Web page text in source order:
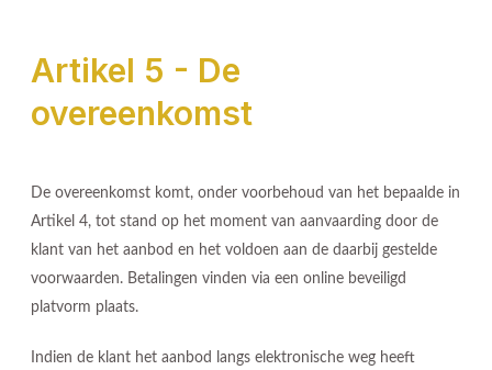
Artikel 5 - De
overeenkomst
De overeenkomst komt, onder voorbehoud van het bepaalde in
Artikel 4, tot stand op het moment van aanvaarding door de
klant van het aanbod en het voldoen aan de daarbij gestelde
voorwaarden. Betalingen vinden via een online beveiligd
platvorm plaats.
Indien de klant het aanbod langs elektronische weg heeft